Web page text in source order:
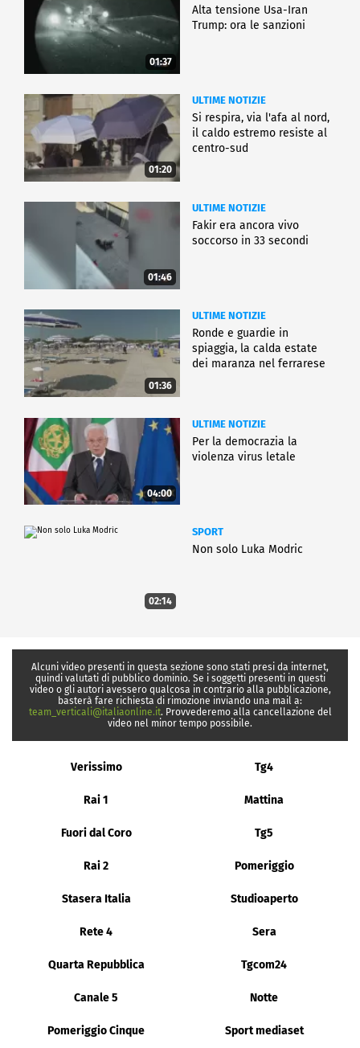
01:37
Alta tensione Usa-Iran
Trump: ora le sanzioni
01:20
ULTIME NOTIZIE
Si respira, via l'afa al nord,
il caldo estremo resiste al
centro-sud
01:46
ULTIME NOTIZIE
Fakir era ancora vivo
soccorso in 33 secondi
01:36
ULTIME NOTIZIE
Ronde e guardie in
spiaggia, la calda estate
dei maranza nel ferrarese
04:00
ULTIME NOTIZIE
Per la democrazia la
violenza virus letale
02:14
SPORT
Non solo Luka Modric
Alcuni video presenti in questa sezione sono stati presi da internet,
quindi valutati di pubblico dominio. Se i soggetti presenti in questi
video o gli autori avessero qualcosa in contrario alla pubblicazione,
basterà fare richiesta di rimozione inviando una mail a:
team_verticali@italiaonline.it. Provvederemo alla cancellazione del
video nel minor tempo possibile.
Verissimo Tg4
Rai 1 Mattina
Fuori dal Coro Tg5
Rai 2 Pomeriggio
Stasera Italia Studioaperto
Rete 4 Sera
Quarta Repubblica Tgcom24
Canale 5 Notte
Pomeriggio Cinque Sport mediaset